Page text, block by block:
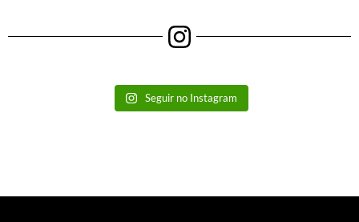
Seguir no Instagram